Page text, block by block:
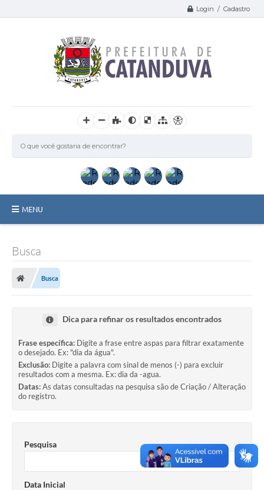
Login / Cadastro
MENU
Licitações / PCA
Concessão Pública
Legislação
Contratos
Galeria de Fotos
Ouvidoria
Arquivos para Download
Busca
Busca
Dica para refinar os resultados encontrados
Frase específica: Digite a frase entre aspas para filtrar exatamente
o desejado. Ex: "dia da água".
Exclusão: Digite a palavra com sinal de menos (-) para excluir
resultados com a mesma. Ex: dia da -agua.
Datas:As datas consultadas na pesquisa são de Criação / Alteração
do registro.
Pesquisa
Data Inicial